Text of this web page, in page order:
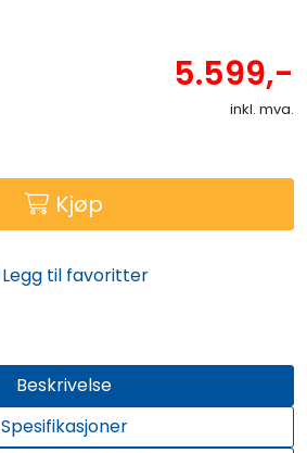
5.599,-
inkl. mva.
Kjøp
Legg til favoritter
Beskrivelse
Spesifikasjoner